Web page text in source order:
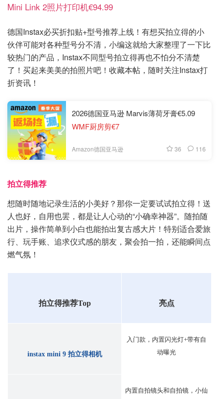
Mini Link 2照片打印机€94.99
德国Instax必买折扣贴+型号推荐上线！有想买拍立得的小
伙伴可能对各种型号分不清，小编这就给大家整理了一下比
较热门的产品，Instax不同型号拍立得再也不怕分不清楚
了！买起来美美的拍照片吧！收藏本帖，随时关注Instax打
折资讯！
2026德国亚马逊 Marvis薄荷牙膏€5.09
WMF厨房剪€7
Amazon德国亚马逊 36 116
拍立得推荐
想随时随地记录生活的小美好？那你一定要试试拍立得！送
人也好，自用也罢，都是让人心动的“小确幸神器”。随拍随
出片，操作简单到小白也能拍出复古感大片！特别适合爱旅
行、玩手账、追求仪式感的朋友，聚会拍一拍，还能瞬间点
燃气氛！
拍立得推荐Top 亮点
instax mini 9 拍立得相机
入门款，内置闪光灯+带有自
动曝光
内置自拍镜头和自拍镜，小仙